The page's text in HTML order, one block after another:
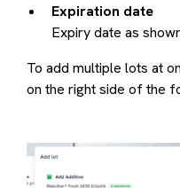
Expiration date
Expiry date as
To add multiple lots at
on the right side of the